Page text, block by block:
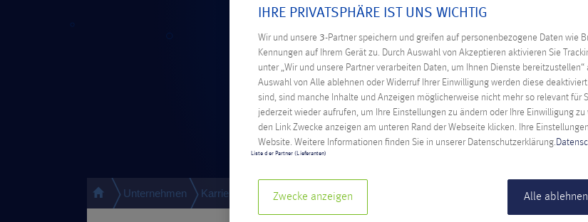
Unternehmen Karriere Details System Automation Engineer - Observability (m/w/d)
IHRE PRIVATSPHÄRE IST UNS WICHTIG
Wir und unsere 3-Partner speichern und greifen auf personenbezogene Daten wie
Kennungen auf Ihrem Gerät zu. Durch Auswahl von Akzeptieren aktivieren Sie
unter „Wir und unsere Partner verarbeiten Daten, um Ihnen Dienste
Auswahl von Alle ablehnen oder Widerruf Ihrer Einwilligung werden diese
sind, sind manche Inhalte und Anzeigen möglicherweise nicht mehr so relevant für
jederzeit wieder aufrufen, um Ihre Einstellungen zu ändern oder Ihre Einwilligung
den Link Zwecke anzeigen am unteren Rand der Webseite klicken. Ihre
Website. Weitere Informationen finden Sie in unserer Datenschutzerklärung.
Liste der Partner (Lieferanten)
Zwecke anzeigen Alle ablehnen